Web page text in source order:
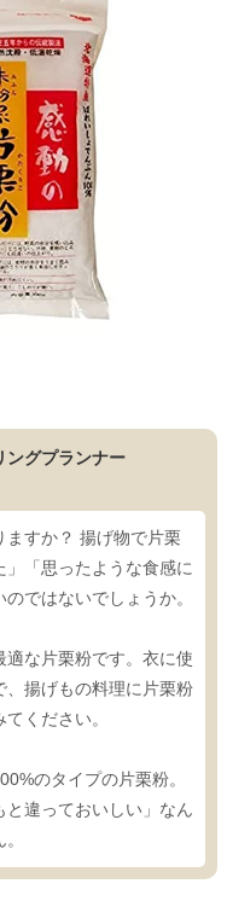
ングプランナー
ますか？ 揚げ物で片栗
「思ったような食感に
ではないでしょうか。
な片栗粉です。衣に使
、揚げもの料理に片栗粉
ください。
のタイプの片栗粉。
違っておいしい」なん